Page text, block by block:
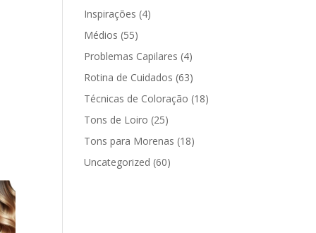
Inspirações (4)
Médios (55)
Problemas Capilares (4)
Rotina de Cuidados (63)
Técnicas de Coloração (18)
Tons de Loiro (25)
Tons para Morenas (18)
Uncategorized (60)